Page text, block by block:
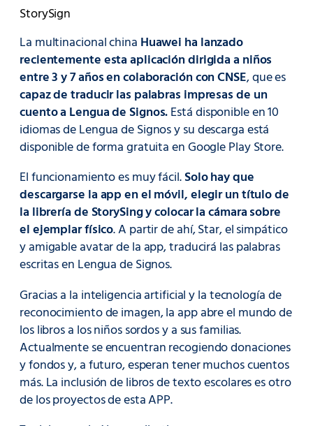
StorySign
La multinacional china Huawei ha lanzado
recientemente esta aplicación dirigida a niños
entre 3 y 7 años en colaboración con CNSE, que es
capaz de traducir las palabras impresas de un
cuento a Lengua de Signos.Está disponible en 10
idiomas de Lengua de Signos y su descarga está
disponible de forma gratuita en Google Play Store.
El funcionamiento es muy fácil.Solo hay que
descargarse la app en el móvil, elegir un título de
la librería de StorySing y colocar la cámara sobre
el ejemplar físico. A partir de ahí, Star, el simpático
y amigable avatar de la app, traducirá las palabras
escritas en Lengua de Signos.
Gracias a la inteligencia artificial y la tecnología de
reconocimiento de imagen, la app abre el mundo de
los libros a los niños sordos y a sus familias.
Actualmente se encuentran recogiendo donaciones
y fondos y, a futuro, esperan tener muchos cuentos
más. La inclusión de libros de texto escolares es otro
de los proyectos de esta APP.